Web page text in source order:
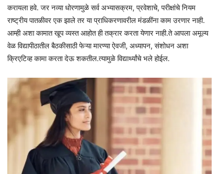
करायला हवे. जर नव्या धोरणामुळे सर्व अभ्यासक्रम, प्रवेशाचे, परीक्षांचे नियम
राष्ट्रीय पातळीवर एक झाले तर या प्राधिकरणावरील मंडळींना काम उरणार नाही.
आम्ही अशा कामात खूप व्यस्त आहोत ही तक्रार करता येणार नाही.ते आपला अमूल्य
वेळ विद्यापीठातील बैठकीसाठी फेऱ्या मारण्या ऐवजी, अध्यापन, संशोधन अशा
क्रिएटिव्ह कामा करता देऊ शकतील.त्यामुळे विद्यार्थ्यांचे भले होईल.